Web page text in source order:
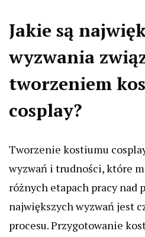
Jakie są
wyzwania
tworzeniem
cosplay?
Tworzenie kostiumu
wyzwań i trudności, które
różnych etapach pracy nad
największych wyzwań jest
procesu. Przygotowanie